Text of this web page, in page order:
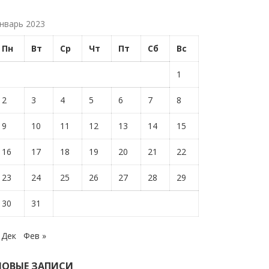
2023
Пн Вт Ср Чт Пт Сб Вс
1
2 3 4 5 6 7 8
9 10 11 12 13 14 15
16 17 18 19 20 21 22
23 24 25 26 27 28 29
30 31
Фев »
ЗАПИСИ